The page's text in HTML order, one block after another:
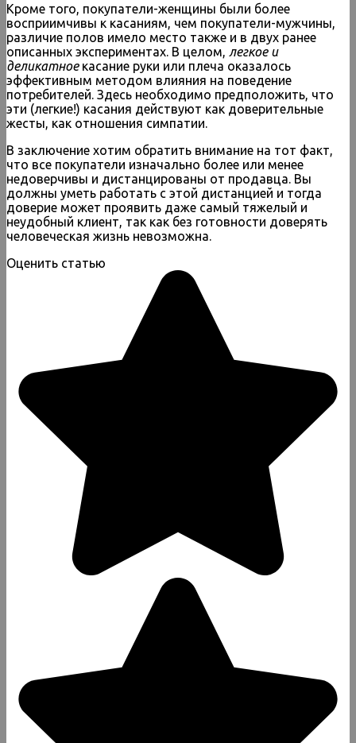
Кроме того, покупатели-женщины были более
восприимчивы к касаниям, чем покупатели-мужчины,
различие полов имело место также и в двух ранее
описанных экспериментах. В целом, легкое и
деликатноекасание руки или плеча оказалось
эффективным методом влияния на поведение
потребителей. Здесь необходимо предположить, что
эти (легкие!) касания действуют как доверительные
жесты, как отношения симпатии.
В заключение хотим обратить внимание на тот факт,
что все покупатели изначально более или менее
недоверчивы и дистанцированы от продавца. Вы
должны уметь работать с этой дистанцией и тогда
доверие может проявить даже самый тяжелый и
неудобный клиент, так как без готовности доверять
человеческая жизнь невозможна.
Оценить статью